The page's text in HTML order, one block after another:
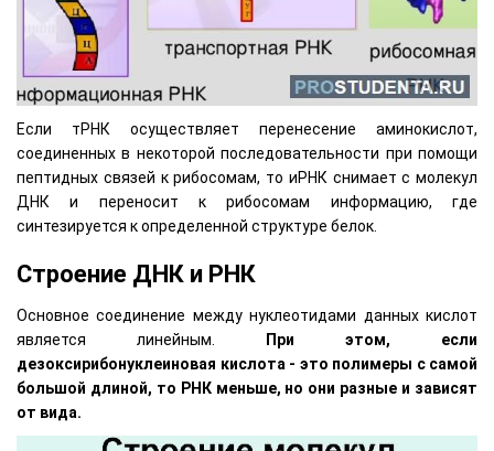
Если тРНК осуществляет перенесение аминокислот,
соединенных в некоторой последовательности при помощи
пептидных связей к рибосомам, то иРНК снимает с молекул
ДНК и переносит к рибосомам информацию, где
синтезируется к определенной структуре белок.
Строение ДНК и РНК
Основное соединение между нуклеотидами данных кислот
является линейным. При этом, если
дезоксирибонуклеиновая кислота - это полимеры с самой
большой длиной, то РНК меньше, но они разные и зависят
от вида.